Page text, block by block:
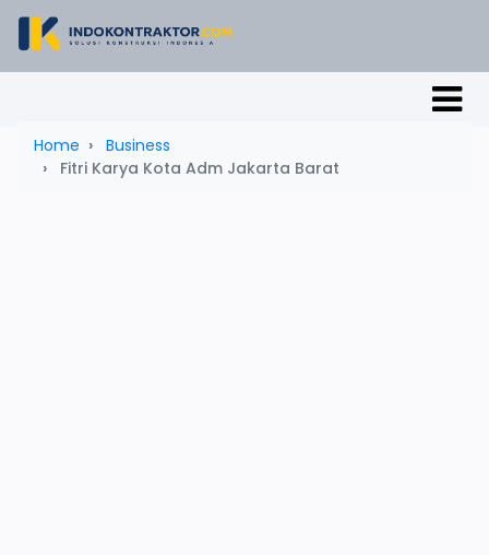
Home
Business
Fitri Karya Kota Adm Jakarta Barat